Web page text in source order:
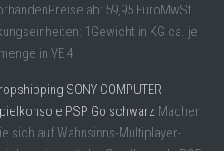
ab: 59,95 EuroMwSt.
1Gewicht in KG ca. je
in VE 4
SONY COMPUTER
PSP Go schwarz Machen
sich auf Wahnsinns-Multiplayer-